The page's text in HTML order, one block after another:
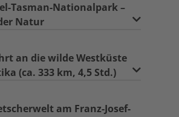
Tasman-Nationalpark –
Natur
an die wilde Westküste
(ca. 333 km, 4,5 Std.)
am Franz-Josef-